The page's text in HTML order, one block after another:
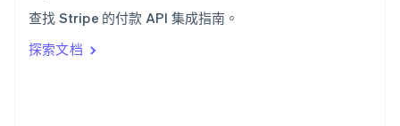
查找 Stripe 的付款 API 集成指南。
探索文档
ItalianoEnglish
印度
English